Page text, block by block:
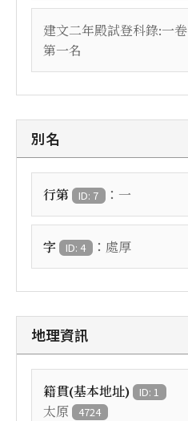
建文二年殿試登科錄:一卷
第一名
別名
行第 ID: 7 ： 一
字 ID: 4 ： 處厚
地理資訊
籍貫(基本地址) ID: 1
太原 4724